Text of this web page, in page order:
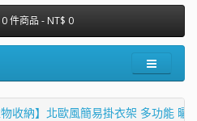
件商品 - NT$ 0
收納】北歐風簡易掛衣架 多功能